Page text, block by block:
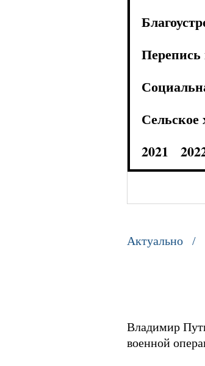
Перепись
Сельское
2021
Актуально /
Владимир
военной